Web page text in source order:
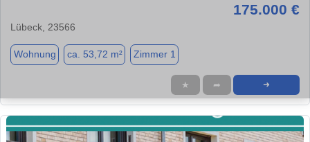
175.000 €
Lübeck, 23566
Wohnung ca. 53,72 m² Zimmer 1
★ ➦ ➜